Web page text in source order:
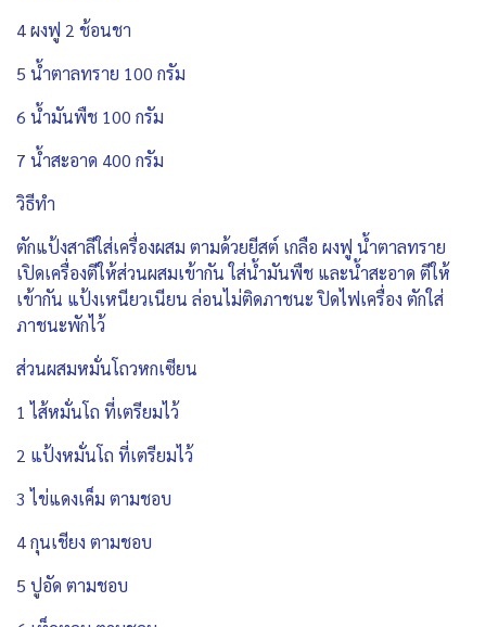
4 ผงฟู 2 ช้อนชา
5 น้ำตาลทราย 100 กรัม
6 น้ำมันพืช 100 กรัม
7 น้ำสะอาด 400 กรัม
วิธีทำ
ตักแป้งสาลีใส่เครื่องผสม ตามด้วยยีสต์ เกลือ ผงฟู น้ำตาลทราย
เปิดเครื่องตีให้ส่วนผสมเข้ากัน ใส่น้ำมันพืช และน้ำสะอาด ตีให้
เข้ากัน แป้งเหนียวเนียน ล่อนไม่ติดภาชนะ ปิดไฟเครื่อง ตักใส่
ภาชนะพักไว้
ส่วนผสมหมั่นโถวหกเซียน
1 ไส้หมั่นโถ ที่เตรียมไว้
2 แป้งหมั่นโถ ที่เตรียมไว้
3 ไข่แดงเค็ม ตามชอบ
4 กุนเชียง ตามชอบ
5 ปูอัด ตามชอบ